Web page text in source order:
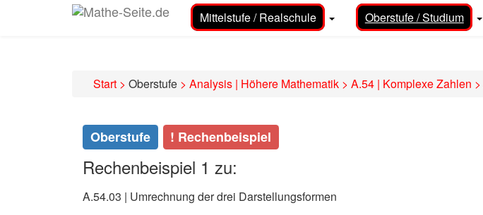
Mittelstufe / Realschule Oberstufe / Studium
Start > Oberstufe > Analysis | Höhere Mathematik > A.54 | Komplexe Zahlen >
Oberstufe ! Rechenbeispiel
Rechenbeispiel 1 zu:
A.54.03 | Umrechnung der drei Darstellungsformen